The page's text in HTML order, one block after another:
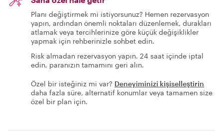
Planı değiştirmek mi istiyorsunuz? Hemen rezervasyon
yapın, ardından önemli noktaları düzenlemek, durakları
atlamak veya tercihlerinize göre küçük değişiklikler
yapmak için rehberinizle sohbet edin.
Risk almadan rezervasyon yapın. 24 saat içinde iptal
edin, paranızın tamamını geri alın.
Özel bir isteğiniz mi var? Deneyiminizi kişiselleştirin
daha fazla süre, alternatif konumlar veya tamamen size
özel bir plan için.